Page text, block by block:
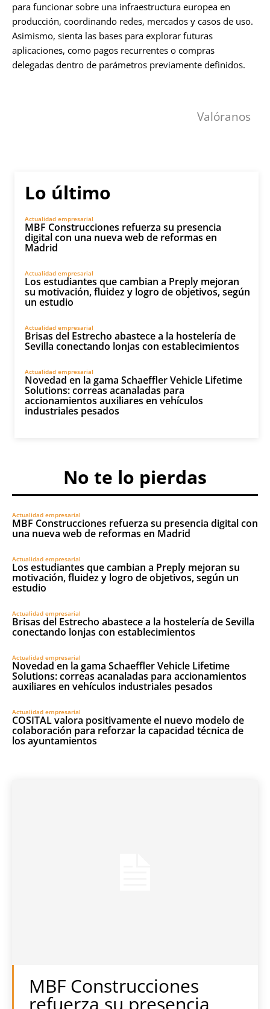
para funcionar sobre una infraestructura europea en
producción, coordinando redes, mercados y casos de uso.
Asimismo, sienta las bases para explorar futuras
aplicaciones, como pagos recurrentes o compras
delegadas dentro de parámetros previamente definidos.
Valóranos
Lo último
Actualidad empresarial
MBF Construcciones refuerza su presencia
digital con una nueva web de reformas en
Madrid
Actualidad empresarial
Los estudiantes que cambian a Preply mejoran
su motivación, fluidez y logro de objetivos, según
un estudio
Actualidad empresarial
Brisas del Estrecho abastece a la hostelería de
Sevilla conectando lonjas con establecimientos
Actualidad empresarial
Novedad en la gama Schaeffler Vehicle Lifetime
Solutions: correas acanaladas para
accionamientos auxiliares en vehículos
industriales pesados
No te lo pierdas
Actualidad empresarial
MBF Construcciones refuerza su presencia digital con
una nueva web de reformas en Madrid
Actualidad empresarial
Los estudiantes que cambian a Preply mejoran su
motivación, fluidez y logro de objetivos, según un
estudio
Actualidad empresarial
Brisas del Estrecho abastece a la hostelería de Sevilla
conectando lonjas con establecimientos
Actualidad empresarial
Novedad en la gama Schaeffler Vehicle Lifetime
Solutions: correas acanaladas para accionamientos
auxiliares en vehículos industriales pesados
Actualidad empresarial
COSITAL valora positivamente el nuevo modelo de
colaboración para reforzar la capacidad técnica de
los ayuntamientos
MBF Construcciones
refuerza su presencia